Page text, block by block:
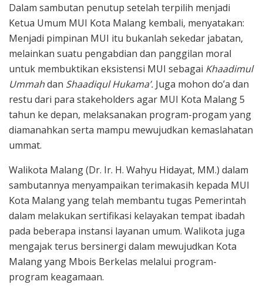
Dalam sambutan penutup setelah terpilih menjadi
Ketua Umum MUI Kota Malang kembali, menyatakan:
Menjadi pimpinan MUI itu bukanlah sekedar jabatan,
melainkan suatu pengabdian dan panggilan moral
untuk membuktikan eksistensi MUI sebagai Khaadimul
Ummahdan Shaadiqul Hukama’. Juga mohon do’a dan
restu dari para stakeholders agar MUI Kota Malang 5
tahun ke depan, melaksanakan program-progam yang
diamanahkan serta mampu mewujudkan kemaslahatan
ummat.
Walikota Malang (Dr. Ir. H. Wahyu Hidayat, MM.) dalam
sambutannya menyampaikan terimakasih kepada MUI
Kota Malang yang telah membantu tugas Pemerintah
dalam melakukan sertifikasi kelayakan tempat ibadah
pada beberapa instansi layanan umum. Walikota juga
mengajak terus bersinergi dalam mewujudkan Kota
Malang yang Mbois Berkelas melalui program-
program keagamaan.